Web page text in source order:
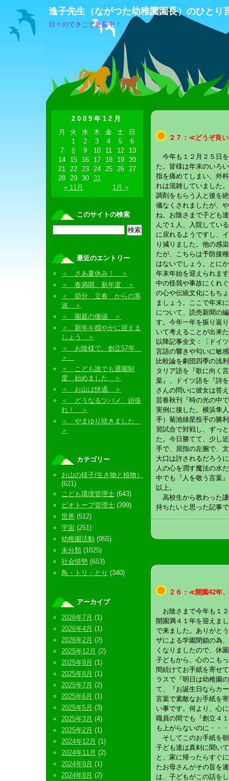
逸子先生（ながつた幼稚園園長）のひとり
日々のできごと更新中！
２７：≪どうぞ良
今年も１２月２５日
た。皆様は年末のいろ
指を痛めてしまい、外
れは混雑していました
調剤をもらう人と後を
儀なくされましたが、
ね。お陰さまで子ども
んで１人、入院してい
に戻れるようですし、
り減りました。他の感
たが、こちらは予防接
はないでしょう。とに
年末年始を迎えられま
中の怪我や事故にくれ
の心や伝統文化にもち
ましょう。ここで年末
について、読売新聞の
す。今年一年を振り返
いて考えることが出来
以降記事全文：〔ドイ
言語の響きや匂いに敏
比較論を劇団四季の浅
タリア語を『歌に向く
葉』、ドイツ語を『詩
さんの問いに彼女は答
芸春秋刊『時の光の中
実例に接した。横浜隼
手）菊池雄星投手の勝
習試合で対戦し、ずっ
た。今日勝てて、少し
手で、屈指の左腕で、
大口は許されるだろう
人の心を潤す魔法の水
中でも『人を敬う言葉
以上。
高校生から教わった
持ちたいと思った記事
２６：≪開園42年
お陰さまで今年も１
開園満４１年を迎えま
で来ました。ありがと
ザによる学園閉鎖の為
くなりましたので、休
子どもから、心のこも
間続けてお手紙を寄せ
ラスで『明日は幼稚園
て、『お誕生日ならカ
言葉で素敵なお手紙を
い事です。何より、心
職員の間でも『創立４
も上がらないのに・・
そしてこのお手紙を
子ども達は真剣に聞い
と、家に帰ったらすぐ
たお母さんがその旨を
は、子どもがこの話を
2009年12月
月
火 水 木 金 土 日
« 11月 1月 »
1 2 3 4 5
6
7
8 9 10 11 12
13
14
15 16 17 18 19
20
21 22 23 24 25 26
27
28 29 30 31
このサイトの検索
最近のエントリー
＜ さあ夏休み！ ＞
＜ 春満開、新年度 ＞
＜ 節分 立春 からの寒
波 ＞
＜ 園庭の価値 ＞
＜ 新年を穏やかに迎えま
しょう ＞
＜ お陰様で、創立57年
＞
＜ こども誰でも通園制
度、始めました ＞
＜ お山は快適 ＞
＜ どうなるツバメ、頑張
れ！ ＞
＜ やまゆり咲きました
＞
カテゴリー
お山の様子(生き物と植物）
(621)
こども環境管理士 (643)
ビオトープ管理士 (399)
世界 (512)
宇宙 (251)
幼稚園活動 (955)
未分類 (1025)
社会情勢 (653)
鳥・トリ・とり (340)
アーカイブ
2026年7月 (1)
2026年4月 (1)
2026年2月 (2)
2025年12月 (2)
2025年9月 (1)
2025年8月 (1)
2025年7月 (2)
2025年6月 (1)
2025年5月 (3)
2025年3月 (4)
2025年2月 (1)
2024年12月 (1)
2024年11月 (2)
2024年9月 (1)
2024年8月 (2)